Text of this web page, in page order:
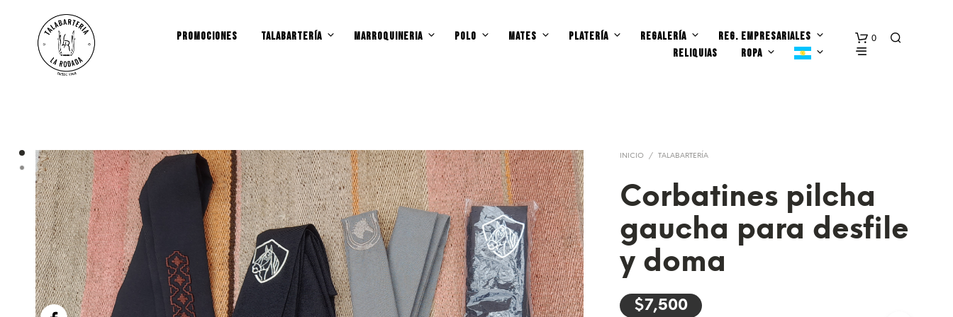
PROMOCIONES TALABARTERÍA MARROQUINERIA POLO MATES PLATERÍA REGALERÍA
REG. EMPRESARIALES
RELIQUIAS
ROPA
0
H
INICIO / TALABARTERÍA
Corbatines pilcha
gaucha para desfile
y doma
$7,500